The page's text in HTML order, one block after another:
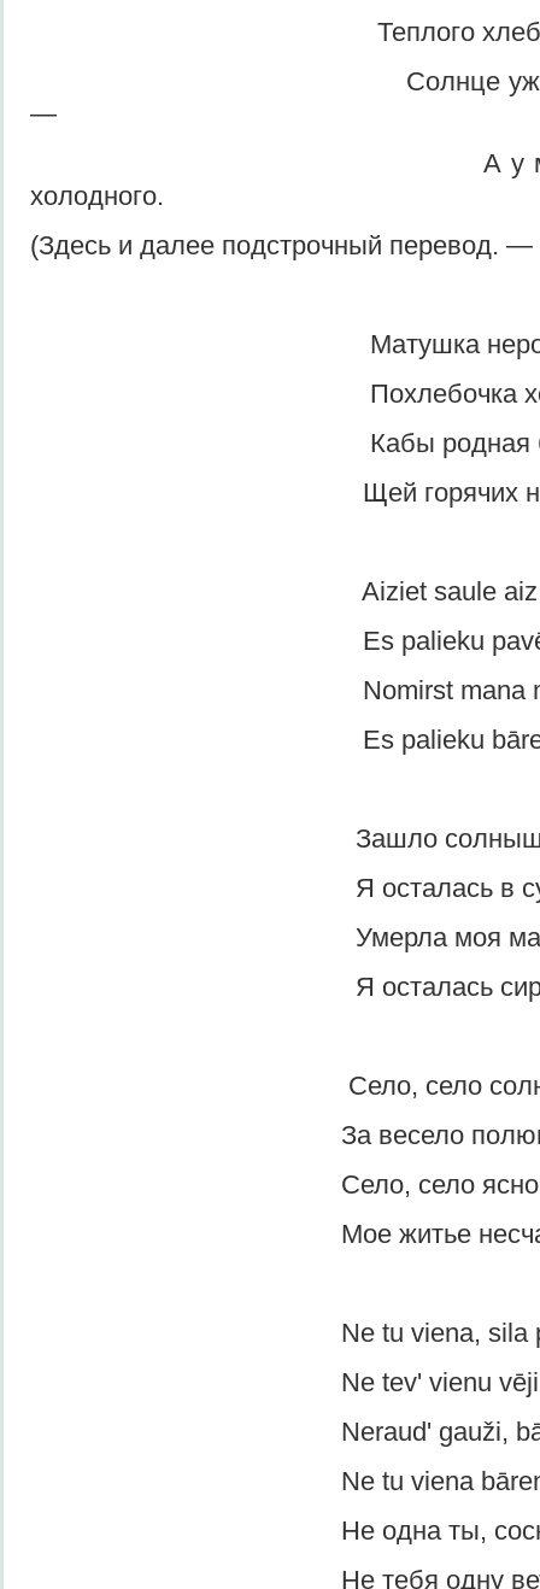
Теплого хлеба к
Солнце уже к
—
А у меня ни
холодного.
(Здесь и далее подстрочный перевод. —
Матушка
Похлебочка
Кабы родная
Щей горячих
Aiziet saule aiz
Es palieku
Nomirst mana
Es palieku
Зашло солнышко за
Я осталась в
Умерла моя
Я осталась
Село, село
За весело
Село, село
Мое житье
Ne tu viena, sila
Ne tev' vienu vējiņš
Neraud' gauži,
Ne tu viena
Не одна ты, сосна, в
Не тебя одну ветер